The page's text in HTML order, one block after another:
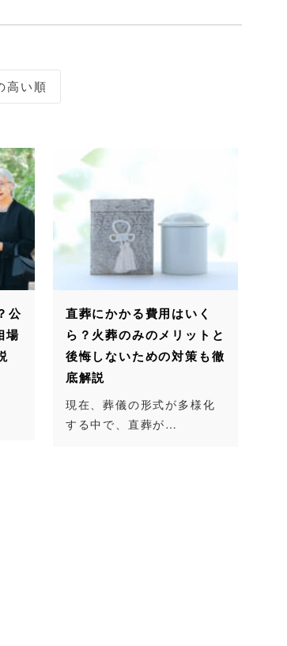
公
場
直葬にかかる費用はいく
ら？火葬のみのメリットと
後悔しないための対策も徹
底解説
現在、葬儀の形式が多様化
する中で、直葬が…